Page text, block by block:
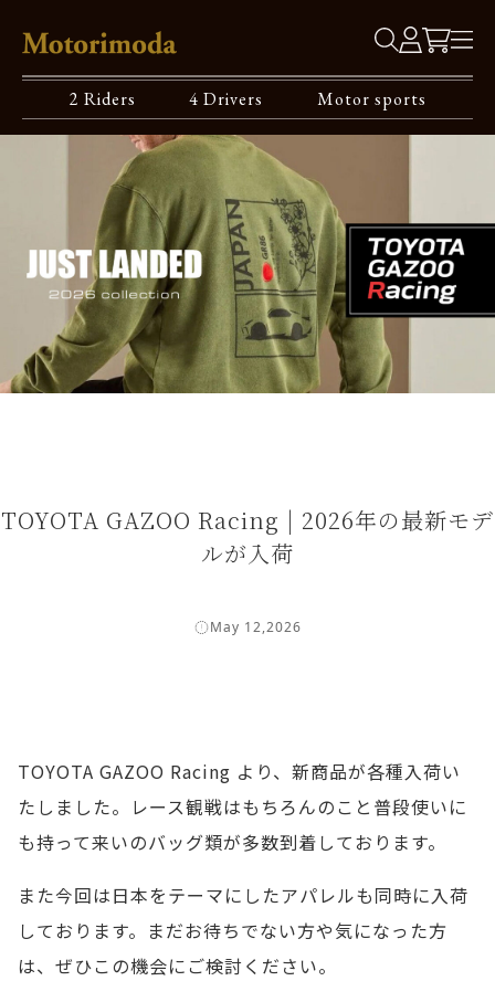
2 Riders 4 Drivers Motor sports
TOYOTA GAZOO Racing | 2026年の最新モデ
ルが入荷
May 12,2026
TOYOTA GAZOO Racing より、新商品が各種入荷い
たしました。レース観戦はもちろんのこと普段使いに
も持って来いのバッグ類が多数到着しております。
また今回は日本をテーマにしたアパレルも同時に入荷
しております。まだお待ちでない方や気になった方
は、ぜひこの機会にご検討ください。